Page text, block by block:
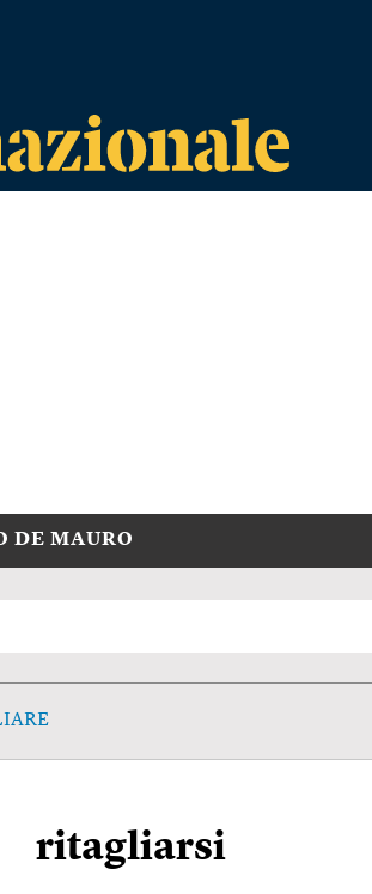
DE MAURO
ritagliarsi